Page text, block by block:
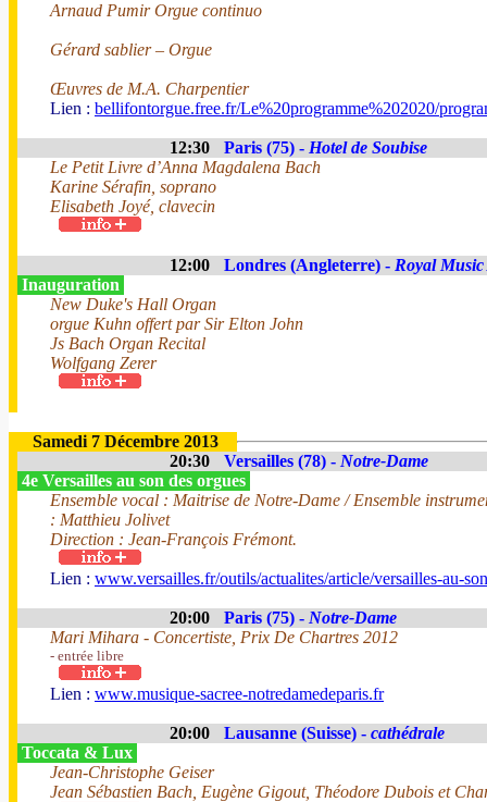
Arnaud Pumir Orgue continuo
Gérard sablier – Orgue
Œuvres de M.A. Charpentier
Lien : bellifontorgue.free.fr/Le%20programme%202020/
12:30 Paris (75) - Hotel de Soubise
Le Petit Livre d’Anna Magdalena Bach
Karine Sérafin, soprano
Elisabeth Joyé, clavecin
12:00 Londres (Angleterre) - Royal Music
Inauguration
New Duke's Hall Organ
orgue Kuhn offert par Sir Elton John
Js Bach Organ Recital
Wolfgang Zerer
Samedi 7 Décembre 2013
20:30
Versailles (78) - Notre-Dame
4e Versailles au son des orgues
Ensemble vocal : Maitrise de Notre-Dame / Ensemble
: Matthieu Jolivet
Direction : Jean-François Frémont.
Lien : www.versailles.fr/outils/actualites/article/versailles-au-
20:00 Paris (75) - Notre-Dame
Mari Mihara - Concertiste, Prix De Chartres 2012
- entrée libre
Lien : www.musique-sacree-notredamedeparis.fr
20:00 Lausanne (Suisse) - cathédrale
Toccata & Lux
Jean-Christophe Geiser
Jean Sébastien Bach, Eugène Gigout, Théodore Dubois et